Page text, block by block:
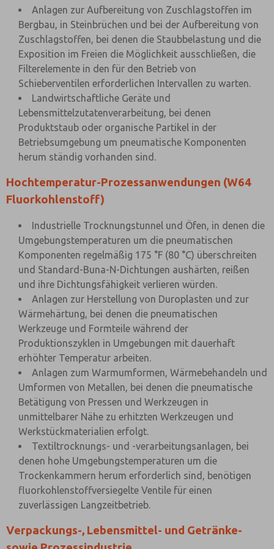
Anlagen zur Aufbereitung von Zuschlagstoffen im
Bergbau, in Steinbrüchen und bei der Aufbereitung von
Zuschlagstoffen, bei denen die Staubbelastung und die
Exposition im Freien die Möglichkeit ausschließen, die
Filterelemente in den für den Betrieb von
Schieberventilen erforderlichen Intervallen zu warten.
Landwirtschaftliche Geräte und
Lebensmittelzutatenverarbeitung, bei denen
Produktstaub oder organische Partikel in der
Betriebsumgebung um pneumatische Komponenten
herum ständig vorhanden sind.
Hochtemperatur-Prozessanwendungen (W64
Fluorkohlenstoff)
Industrielle Trocknungstunnel und Öfen, in denen die
Umgebungstemperaturen um die pneumatischen
Komponenten regelmäßig 175 °F (80 °C) überschreiten
und Standard-Buna-N-Dichtungen aushärten, reißen
und ihre Dichtungsfähigkeit verlieren würden.
Anlagen zur Herstellung von Duroplasten und zur
Wärmehärtung, bei denen die pneumatischen
Werkzeuge und Formteile während der
Produktionszyklen in Umgebungen mit dauerhaft
erhöhter Temperatur arbeiten.
Anlagen zum Warmumformen, Wärmebehandeln und
Umformen von Metallen, bei denen die pneumatische
Betätigung von Pressen und Werkzeugen in
unmittelbarer Nähe zu erhitzten Werkzeugen und
Werkstückmaterialien erfolgt.
Textiltrocknungs- und -verarbeitungsanlagen, bei
denen hohe Umgebungstemperaturen um die
Trockenkammern herum erforderlich sind, benötigen
fluorkohlenstoffversiegelte Ventile für einen
zuverlässigen Langzeitbetrieb.
Verpackungs-, Lebensmittel- und Getränke-